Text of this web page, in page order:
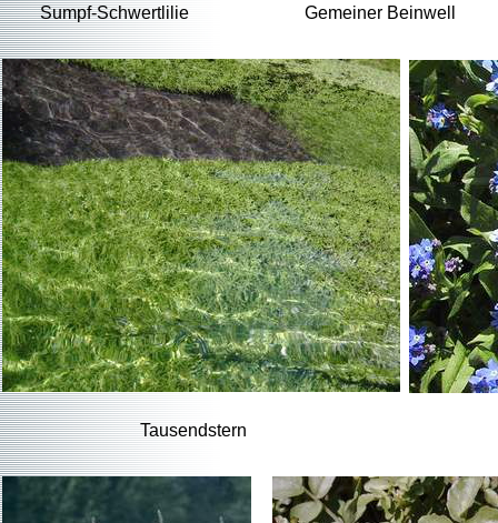
Sumpf-Schwertlilie Gemeiner Beinwell
Tausendstern